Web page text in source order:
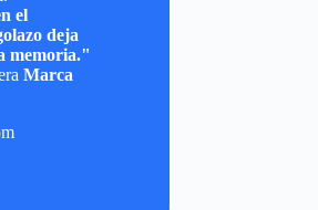
el
deja
memoria."
Marca